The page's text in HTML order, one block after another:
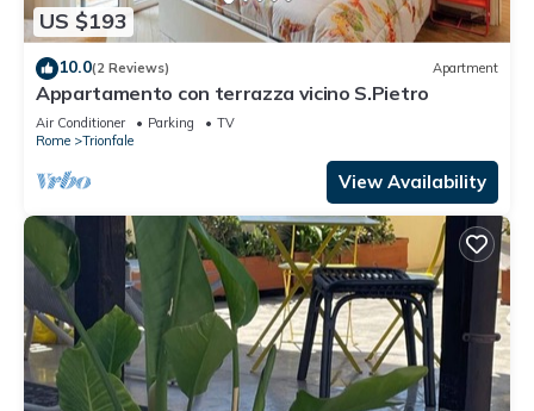
US $193
10.0(2 Reviews) Apartment
Appartamento con terrazza vicino S.Pietro
Air Conditioner Parking
TV
Rome
Trionfale
View Availability